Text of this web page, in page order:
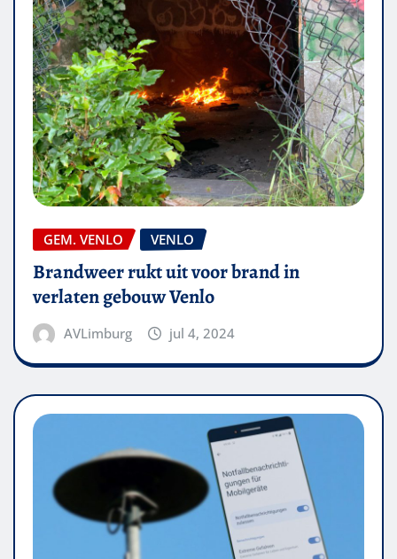
GEM. VENLO VENLO
Brandweer rukt uit voor brand in
verlaten gebouw Venlo
AVLimburg jul 4, 2024